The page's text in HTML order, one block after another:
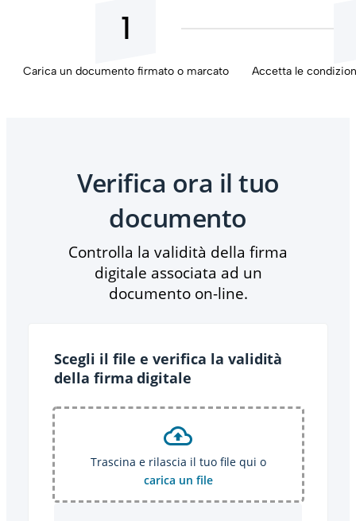
1
Carica un documento firmato o marcato Accetta le